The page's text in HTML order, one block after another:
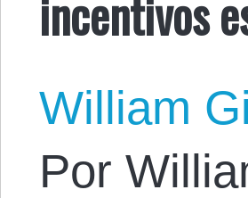
William
Por